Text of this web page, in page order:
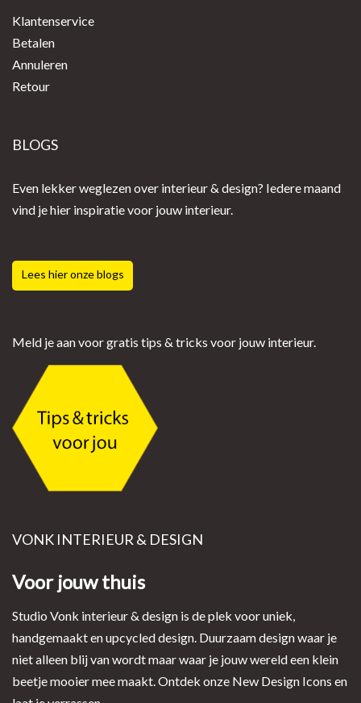
Klantenservice
Betalen
Annuleren
Retour
BLOGS
Even lekker weglezen over interieur & design? Iedere maand
vind je hier inspiratie voor jouw interieur.
Lees hier onze blogs
Meld je aan voor gratis tips & tricks voor jouw interieur.
VONK INTERIEUR & DESIGN
Voor jouw thuis
Studio Vonk interieur & design is de plek voor uniek,
handgemaakt en upcycled design. Duurzaam design waar je
niet alleen blij van wordt maar waar je jouw wereld een klein
beetje mooier mee maakt. Ontdek onze New Design Icons en